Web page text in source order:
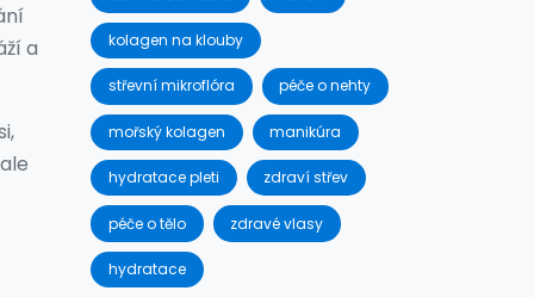
a
kolagen na klouby
střevní mikroflóra péče o nehty
mořský kolagen manikúra
hydratace pleti zdraví střev
péče o tělo zdravé vlasy
hydratace